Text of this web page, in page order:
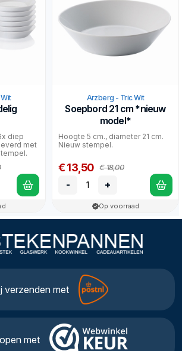
diep
met
Arzberg - Tric Wit
Soepbord 21 cm *nieuw
model*
Hoogte 5 cm., diameter 21 cm.
Nieuw stempel.
€ 13,50 € 18,00
- +
Op voorraad
verzenden met
met